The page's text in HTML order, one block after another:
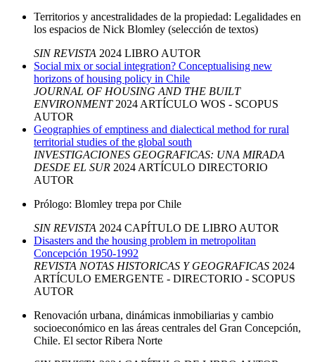
Territorios y ancestralidades de la propiedad: Legalidades en
los espacios de Nick Blomley (selección de textos)
SIN REVISTA 2024 LIBRO AUTOR
Social mix or social integration? Conceptualising new
horizons of housing policy in Chile
JOURNAL OF HOUSING AND THE BUILT
ENVIRONMENT 2024 ARTÍCULO WOS - SCOPUS
AUTOR
Geographies of emptiness and dialectical method for rural
territorial studies of the global south
INVESTIGACIONES GEOGRAFICAS: UNA MIRADA
DESDE EL SUR 2024 ARTÍCULO DIRECTORIO
AUTOR
Prólogo: Blomley trepa por Chile
SIN REVISTA 2024 CAPÍTULO DE LIBRO AUTOR
Disasters and the housing problem in metropolitan
Concepción 1950-1992
REVISTA NOTAS HISTORICAS Y GEOGRAFICAS 2024
ARTÍCULO EMERGENTE - DIRECTORIO - SCOPUS
AUTOR
Renovación urbana, dinámicas inmobiliarias y cambio
socioeconómico en las áreas centrales del Gran Concepción,
Chile. El sector Ribera Norte